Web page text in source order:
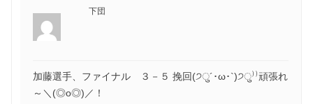
下団
加藤選手、ファイナル ３－５ 挽回(੭ु´･ω･`)੭ु⁾⁾頑張れ
～＼(◎o◎)／！